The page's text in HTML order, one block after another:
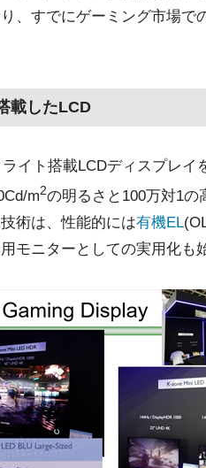
、すでにゲーミング市場で
載したLCD
イト搭載LCDディスプレイ
m2の明るさと100万対1の
術は、性能的には有機EL
モニターとしての実用化も